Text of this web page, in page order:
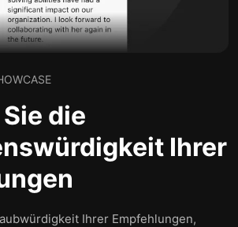
die
Ihrer
Ihrer Empfehlungen,